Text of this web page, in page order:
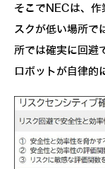
そこでNECは、作
スクが低い場所で
所では確実に回避
ロボットが自律的